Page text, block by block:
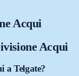
Acqui
Acqui
a Telgate?